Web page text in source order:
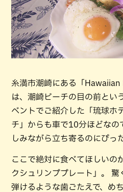
糸満市潮崎にある「Hawaiian
は、潮崎ビーチの目の前とい
ベントでご紹介した「琉球ホ
チ」からも車で10分ほどなの
しみながら立ち寄るのにぴっ
ここで絶対に食べてほしいの
クシュリンププレート」。 驚
弾けるような歯ごたえで、め